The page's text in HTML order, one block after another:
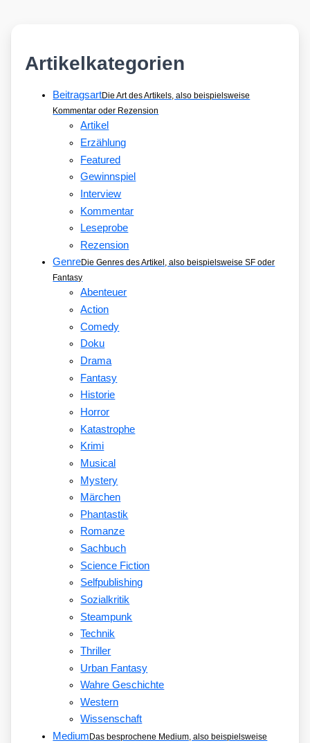
Artikelkategorien
BeitragsartDie Art des Artikels, also beispielsweise
Kommentar oder Rezension
Artikel
Erzählung
Featured
Gewinnspiel
Interview
Kommentar
Leseprobe
Rezension
GenreDie Genres des Artikel, also beispielsweise SF oder
Fantasy
Abenteuer
Action
Comedy
Doku
Drama
Fantasy
Historie
Horror
Katastrophe
Krimi
Musical
Mystery
Märchen
Phantastik
Romanze
Sachbuch
Science Fiction
Selfpublishing
Sozialkritik
Steampunk
Technik
Thriller
Urban Fantasy
Wahre Geschichte
Western
Wissenschaft
Medium Das besprochene Medium, also beispielsweise